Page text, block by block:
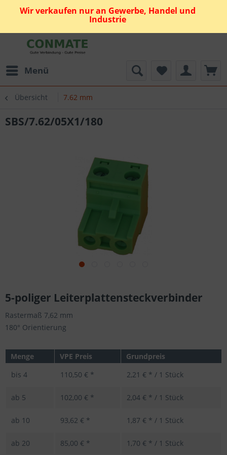
Wir verkaufen nur an Gewerbe, Handel und
Industrie
Menü
Übersicht 7.62 mm
SBS/7.62/05X1/180
5-poliger Leiterplattensteckverbinder
Rastermaß 7,62 mm
180° Orientierung
Menge VPE Preis
Grundpreis
bis 4 110,50 € * 2,21 € * / 1 Stück
ab 5 102,00 € * 2,04 € * / 1 Stück
ab 10 93,62 € * 1,87 € * / 1 Stück
ab 20 85,00 € * 1,70 € * / 1 Stück